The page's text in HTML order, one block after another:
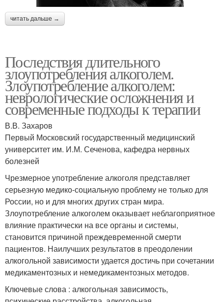
читать дальше →
Последствия длительного
злоупотребления алкоголем.
Злоупотребление алкоголем:
неврологические осложнения и
современные подходы к терапии
В.В. Захаров
Первый Московский государственный медицинский
университет им. И.М. Сеченова, кафедра нервных
болезней
Чрезмерное употребление алкоголя представляет
серьезную медико-социальную проблему не только для
России, но и для многих других стран мира.
Злоупотребление алкоголем оказывает неблагоприятное
влияние практически на все органы и системы,
становится причиной преждевременной смерти
пациентов. Наилучших результатов в преодолении
алкогольной зависимости удается достичь при сочетании
медикаментозных и немедикаментозных методов.
Ключевые слова : алкогольная зависимость,